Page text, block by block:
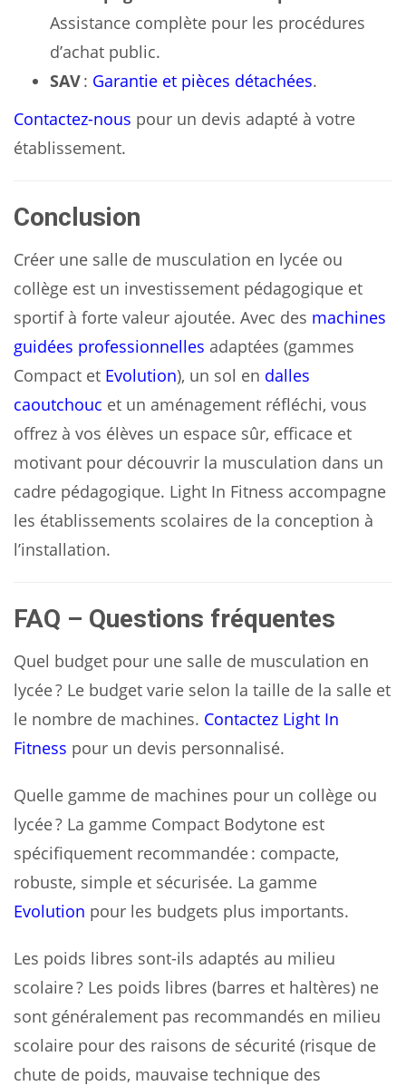
Assistance complète pour les procédures
d’achat public.
SAV: Garantie et pièces détachées.
Contactez-nous pour un devis adapté à votre
établissement.
Conclusion
Créer une salle de musculation en lycée ou
collège est un investissement pédagogique et
sportif à forte valeur ajoutée. Avec des machines
guidées professionnelles adaptées (gammes
Compact et Evolution), un sol en dalles
caoutchouc et un aménagement réfléchi, vous
offrez à vos élèves un espace sûr, efficace et
motivant pour découvrir la musculation dans un
cadre pédagogique. Light In Fitness accompagne
les établissements scolaires de la conception à
l’installation.
FAQ – Questions fréquentes
Quel budget pour une salle de musculation en
lycée ? Le budget varie selon la taille de la salle et
le nombre de machines. Contactez Light In
Fitness pour un devis personnalisé.
Quelle gamme de machines pour un collège ou
lycée ? La gamme Compact Bodytone est
spécifiquement recommandée : compacte,
robuste, simple et sécurisée. La gamme
Evolution pour les budgets plus importants.
Les poids libres sont-ils adaptés au milieu
scolaire ? Les poids libres (barres et haltères) ne
sont généralement pas recommandés en milieu
scolaire pour des raisons de sécurité (risque de
chute de poids, mauvaise technique des